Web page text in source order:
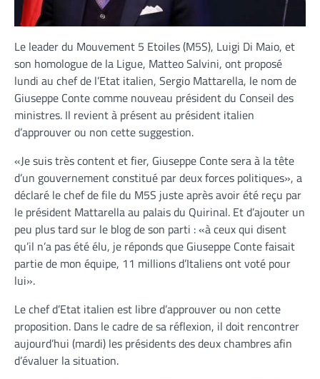
Le leader du Mouvement 5 Etoiles (M5S), Luigi Di Maio, et
son homologue de la Ligue, Matteo Salvini, ont proposé
lundi au chef de l’Etat italien, Sergio Mattarella, le nom de
Giuseppe Conte comme nouveau président du Conseil des
ministres. Il revient à présent au président italien
d’approuver ou non cette suggestion.
«Je suis très content et fier, Giuseppe Conte sera à la tête
d’un gouvernement constitué par deux forces politiques», a
déclaré le chef de file du M5S juste après avoir été reçu par
le président Mattarella au palais du Quirinal. Et d’ajouter un
peu plus tard sur le blog de son parti : «à ceux qui disent
qu’il n’a pas été élu, je réponds que Giuseppe Conte faisait
partie de mon équipe, 11 millions d’Italiens ont voté pour
lui».
Le chef d’Etat italien est libre d’approuver ou non cette
proposition. Dans le cadre de sa réflexion, il doit rencontrer
aujourd’hui (mardi) les présidents des deux chambres afin
d’évaluer la situation.